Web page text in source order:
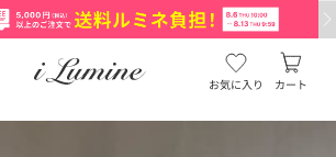
お気に入り カート